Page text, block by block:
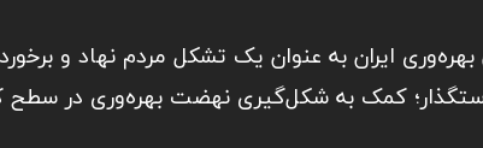
ایران به عنوان یک تشکل مردم نهاد و
کمک به شکل‌گیری نهضت بهره‌وری در سطح